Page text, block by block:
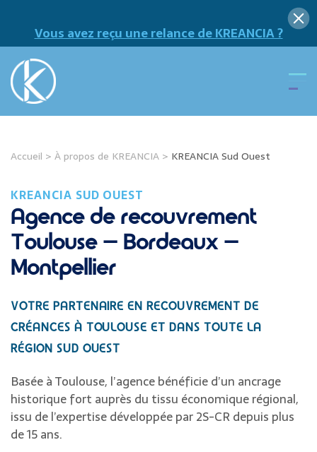
Vous avez reçu une relance de KREANCIA ?
Accueil > À propos de KREANCIA > KREANCIA Sud Ouest
KREANCIA SUD OUEST
Agence de recouvrement
Toulouse – Bordeaux –
Montpellier
VOTRE PARTENAIRE EN
RECOUVREMENT DE
CRÉANCES À TOULOUSEET DANS TOUTE LA
RÉGION SUD OUEST
Basée à Toulouse, l’agence bénéficie d’un ancrage
historique fort auprès du tissu économique régional,
issu de l’expertise développée par 2S-CR depuis plus
de 15 ans.